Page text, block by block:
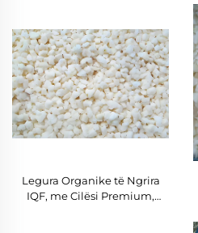
Legura Organike të Ngrira
IQF, me Cilësi Premium,